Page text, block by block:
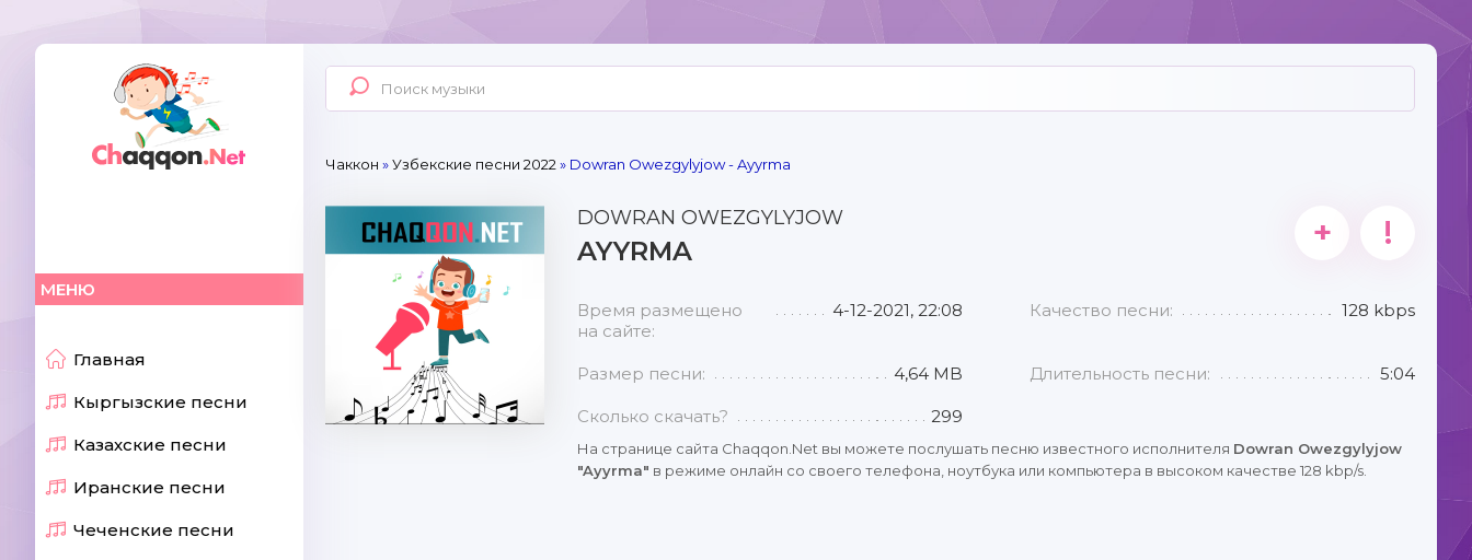
МЕНЮ
Главная
Кыргызские песни
Казахские песни
Иранские песни
Чеченские песни
Чаккон »Узбекские песни 2022 » Dowran Owezgylyjow - Ayyrma
DOWRAN OWEZGYLYJOW
AYYRMA + !
Время размещено
на сайте:
4-12-2021, 22:08 Качество песни: 128 kbps
Размер песни: 4,64 MB Длительность песни: 5:04
Сколько скачать? 299
На странице сайта Chaqqon.Net вы можете послушать песню известного исполнителя Dowran Owezgylyjow
"Ayyrma" в режиме онлайн со своего телефона, ноутбука или компьютера в высоком качестве 128 kbp/s.